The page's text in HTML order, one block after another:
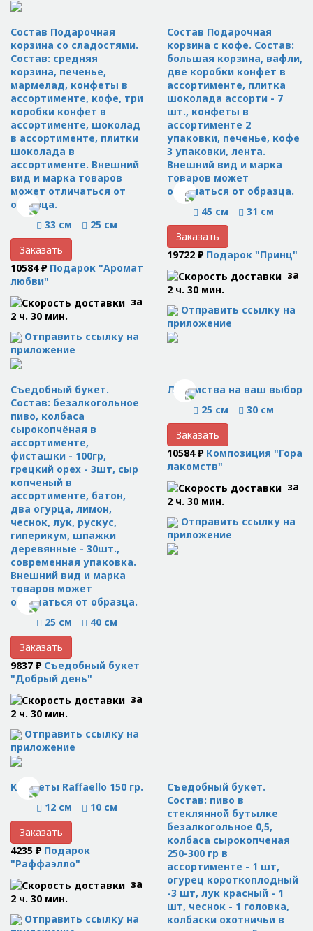
Состав Подарочная
корзина с кофе. Состав:
большая корзина, вафли,
две коробки конфет в
ассортименте, плитка
шоколада ассорти - 7
шт., конфеты в
ассортименте 2
упаковки, печенье, кофе
3 упаковки, лента.
Внешний вид и марка
товаров может
отличаться от образца.
45 см
31 см
Заказать
19722 ₽ Подарок "Принц"
за
2 ч. 30 мин.
Отправить ссылку на
приложение
Состав Подарочная
корзина со сладостями.
Состав: средняя
корзина, печенье,
мармелад, конфеты в
ассортименте, кофе, три
коробки конфет в
ассортименте, шоколад
в ассортименте, плитки
шоколада в
ассортименте. Внешний
вид и марка товаров
может отличаться от
образца.
33 см
25 см
Заказать
10584 ₽ Подарок "Аромат
любви"
за
2 ч. 30 мин.
Отправить ссылку на
приложение
Лакомства на ваш выбор
25 см
30 см
Заказать
10584 ₽ Композиция "Гора
лакомств"
за
2 ч. 30 мин.
Отправить ссылку на
приложение
Съедобный букет.
Состав: безалкогольное
пиво, колбаса
сырокопчёная в
ассортименте,
фисташки - 100гр,
грецкий орех - 3шт, сыр
копченый в
ассортименте, батон,
два огурца, лимон,
чеснок, лук, рускус,
гиперикум, шпажки
деревянные - 30шт.,
современная упаковка.
Внешний вид и марка
товаров может
отличаться от образца.
25 см
40 см
Заказать
9837 ₽ Съедобный букет
"Добрый день"
за
2 ч. 30 мин.
Отправить ссылку на
приложение
Съедобный букет.
Состав: пиво в
стеклянной бутылке
безалкогольное 0,5,
колбаса сырокопченая
250-300 гр в
ассортименте - 1 шт,
огурец короткоплодный
-3 шт, лук красный - 1
шт, чеснок - 1 головка,
колбаски охотничьи в
Конфеты Raffaello 150 гр.
12 см
10 см
Заказать
4235 ₽ Подарок
"Раффаэлло"
за
2 ч. 30 мин.
Отправить ссылку на